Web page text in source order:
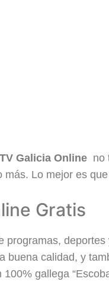
TV Galicia Online no
más. Lo mejor es
Gratis
programas,
buena calidad, y
gallega